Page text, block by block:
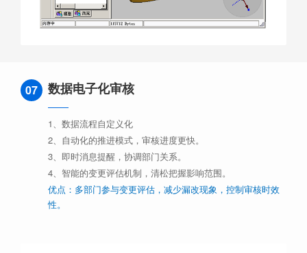
07 数据电子化审核
1、数据流程自定义化
2、自动化的推进模式，审核进度更快。
3、即时消息提醒，协调部门关系。
4、智能的变更评估机制，清松把握影响范围。
优点：多部门参与变更评估，减少漏改现象，控制审核时效
性。